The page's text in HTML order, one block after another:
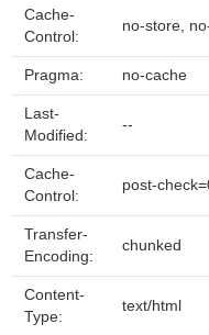
Cache-
Control:
no-store,
Pragma: no-cache
Last-
Modified:
--
Cache-
Control:
post-
Transfer-
Encoding:
chunked
Content-
Type:
text/html